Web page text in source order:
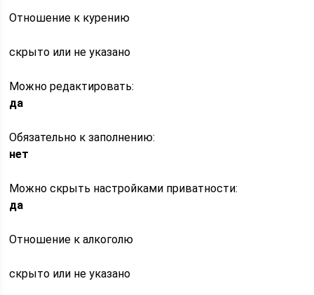
Отношение к курению
скрыто или не указано
Можно редактировать:
да
Обязательно к заполнению:
нет
Можно скрыть настройками приватности:
да
Отношение к алкоголю
скрыто или не указано